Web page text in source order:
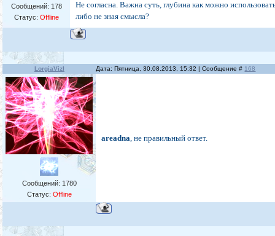
Сообщений: 178
Статус: Offline
Не согласна. Важна суть, глубина как можно
либо не зная смысла?
LorgiaVizl Дата: Пятница, 30.08.2013, 15:32 | Сообщение # 168
Сообщений: 1780
Статус: Offline
areadna, не правильный ответ.